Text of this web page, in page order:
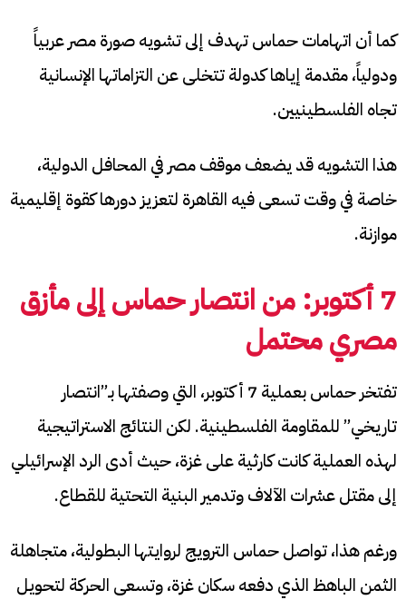
كما أن اتهامات حماس تهدف إلى تشويه صورة مصر عربياً
ودولياً، مقدمة إياها كدولة تتخلى عن التزاماتها الإنسانية
تجاه الفلسطينيين.
هذا التشويه قد يضعف موقف مصر في المحافل الدولية،
خاصة في وقت تسعى فيه القاهرة لتعزيز دورها كقوة إقليمية
موازنة.
7 أكتوبر: من انتصار حماس إلى مأزق
مصري محتمل
تفتخر حماس بعملية 7 أكتوبر، التي وصفتها بـ”انتصار
تاريخي” للمقاومة الفلسطينية. لكن النتائج الاستراتيجية
لهذه العملية كانت كارثية على غزة، حيث أدى الرد الإسرائيلي
إلى مقتل عشرات الآلاف وتدمير البنية التحتية للقطاع.
ورغم هذا، تواصل حماس الترويج لروايتها البطولية، متجاهلة
الثمن الباهظ الذي دفعه سكان غزة، وتسعى الحركة لتحويل